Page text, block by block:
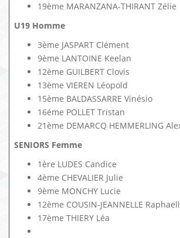
19ème MARANZANA-THIRANT Zélie
U19 Homme
3ème JASPART Clément
9ème LANTOINE Keelan
12ème GUILBERT Clovis
13ème VIEREN Léopold
15ème BALDASSARRE Vinésio
16éme POLLET Tristan
21ème DEMARCQ HEMMERLING
SENIORS Femme
1ère LUDES Candice
4ème CHEVALIER Julie
9ème MONCHY Lucie
12ème COUSIN-JEANNELLE
17ème THIERY Léa